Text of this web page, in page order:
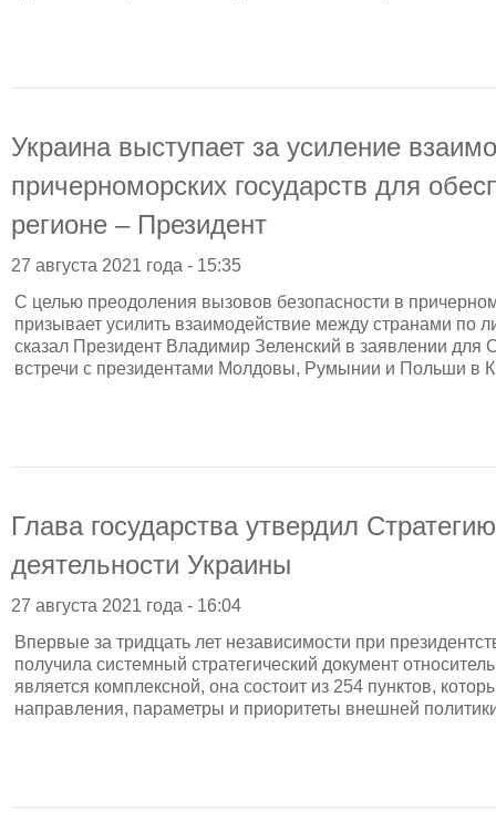
Украина выступает за усиление
причерноморских государств для
регионе – Президент
27 августа 2021 года - 15:35
С целью преодоления вызовов безопасности в
призывает усилить взаимодействие между странами по
сказал Президент Владимир Зеленский в заявлении для
встречи с президентами Молдовы, Румынии и Польши в
Глава государства утвердил
деятельности Украины
27 августа 2021 года - 16:04
Впервые за тридцать лет независимости при
получила системный стратегический документ
является комплексной, она состоит из 254 пунктов,
направления, параметры и приоритеты внешней